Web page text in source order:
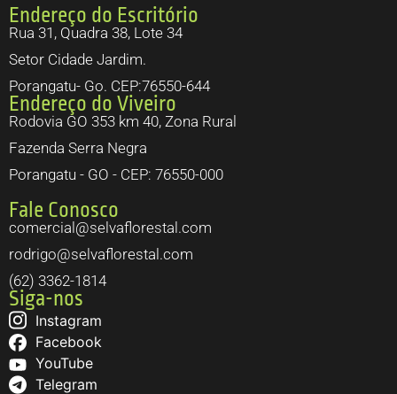
Endereço do Escritório
Rua 31, Quadra 38, Lote 34
Setor Cidade Jardim.
Porangatu- Go. CEP:76550-644
Endereço do Viveiro
Rodovia GO 353 km 40, Zona Rural
Fazenda Serra Negra
Porangatu - GO - CEP: 76550-000
Fale Conosco
comercial@selvaflorestal.com
rodrigo@selvaflorestal.com
(62) 3362-1814
Siga-nos
Instagram
Facebook
YouTube
Telegram